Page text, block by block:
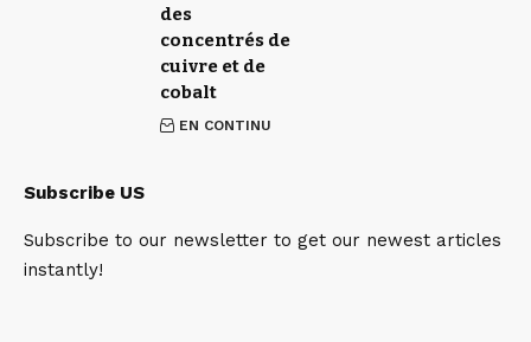
des
concentrés de
cuivre et de
cobalt
EN CONTINU
Subscribe US
Subscribe to our newsletter to get our newest articles
instantly!